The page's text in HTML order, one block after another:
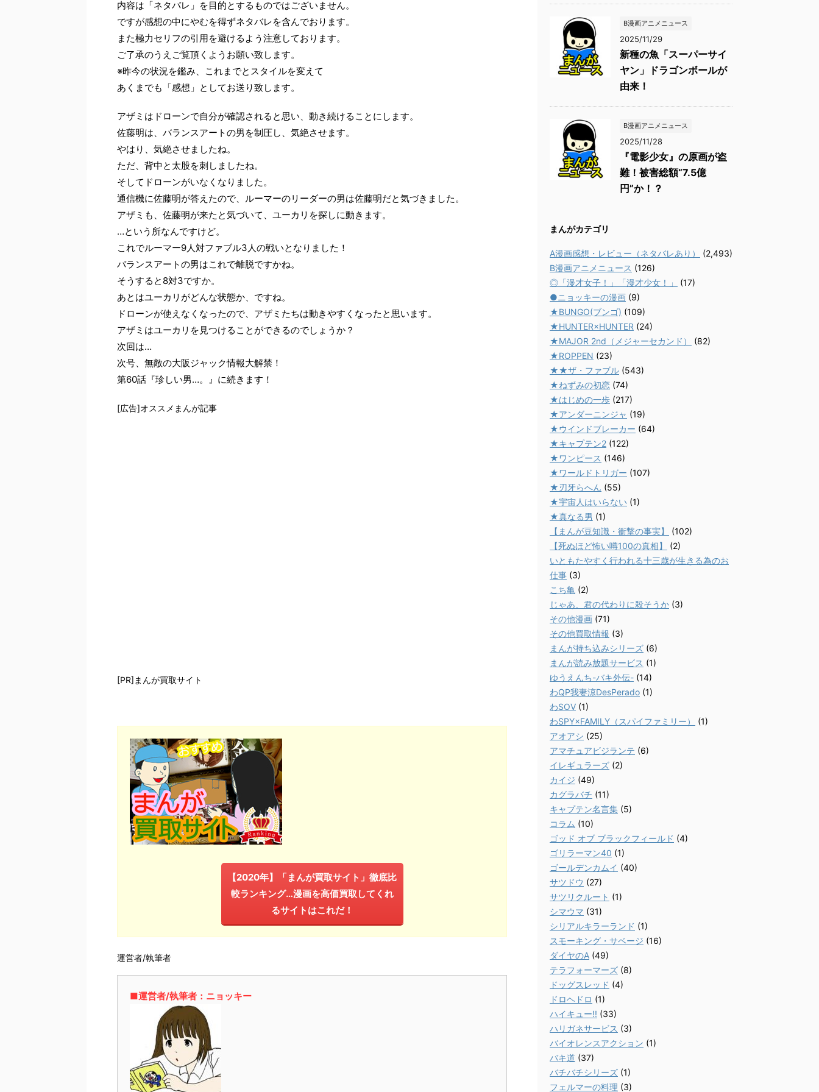
内容は「ネタバレ」を目的とするものではございません。
ですが感想の中にやむを得ずネタバレを含んでおります。
また極力セリフの引用を避けるよう注意しております。
ご了承のうえご覧頂くようお願い致します。
※昨今の状況を鑑み、これまでとスタイルを変えて
あくまでも「感想」としてお送り致します。
アザミはドローンで自分が確認されると思い、動き続けることにします。
佐藤明は、バランスアートの男を制圧し、気絶させます。
やはり、気絶させましたね。
ただ、背中と太股を刺しましたね。
そしてドローンがいなくなりました。
通信機に佐藤明が答えたので、ルーマーのリーダーの男は佐藤明だと気づきました。
アザミも、佐藤明が来たと気づいて、ユーカリを探しに動きます。
…という所なんですけど。
これでルーマー9人対ファブル3人の戦いとなりました！
バランスアートの男はこれで離脱ですかね。
そうすると8対3ですか。
あとはユーカリがどんな状態か、ですね。
ドローンが使えなくなったので、アザミたちは動きやすくなったと思います。
アザミはユーカリを見つけることができるのでしょうか？
次回は…
次号、無敵の大阪ジャック情報大解禁！
第60話『珍しい男…。』に続きます！
[広告]オススメまんが記事
[PR]まんが買取サイト
【2020年】「まんが買取サイト」徹底比
較ランキング…漫画を高価買取してくれ
るサイトはこれだ！
運営者/執筆者
■運営者/執筆者：ニョッキー
B漫画アニメニュース
2025/11/29
新種の魚「スーパーサイ
ヤン」ドラゴンボールが
由来！
B漫画アニメニュース
2025/11/28
『電影少女』の原画が盗
難！被害総額“7.5億
円”か！？
まんがカテゴリ
A漫画感想・レビュー（ネタバレあり）
(2,493)
B漫画アニメニュース (126)
◎「漫才女子！」「漫才少女！」
(17)
●ニョッキーの漫画 (9)
★BUNGO(ブンゴ) (109)
★HUNTER×HUNTER (24)
★MAJOR 2nd（メジャーセカンド）
(82)
★ROPPEN (23)
★★ザ・ファブル (543)
★ねずみの初恋 (74)
★はじめの一歩 (217)
★アンダーニンジャ (19)
★ウインドブレーカー (64)
★キャプテン2 (122)
★ワンピース (146)
★ワールドトリガー (107)
★刃牙らへん (55)
★宇宙人はいらない (1)
★真なる男 (1)
【まんが豆知識・衝撃の事実】
(102)
【死ぬほど怖い噂100の真相】
(2)
いともたやすく行われる十三歳が生きる為のお
仕事 (3)
こち亀 (2)
じゃあ、君の代わりに殺そうか (3)
その他漫画 (71)
その他買取情報 (3)
まんが持ち込みシリーズ (6)
まんが読み放題サービス (1)
ゆうえんち-バキ外伝- (14)
わQP我妻涼DesPerado (1)
わSOV (1)
わSPY×FAMILY（スパイファミリー）
(1)
アオアシ (25)
アマチュアビジランテ (6)
イレギュラーズ (2)
カイジ (49)
カグラバチ (11)
キャプテン名言集 (5)
コラム (10)
ゴッド オブ ブラックフィールド (4)
ゴリラーマン40 (1)
ゴールデンカムイ (40)
サツドウ (27)
サツリクルート (1)
シマウマ (31)
シリアルキラーランド (1)
スモーキング・サベージ (16)
ダイヤのA (49)
テラフォーマーズ (8)
ドッグスレッド (4)
ドロヘドロ (1)
ハイキュー!! (33)
ハリガネサービス (3)
バイオレンスアクション (1)
バキ道 (37)
バチバチシリーズ (1)
フェルマーの料理 (3)